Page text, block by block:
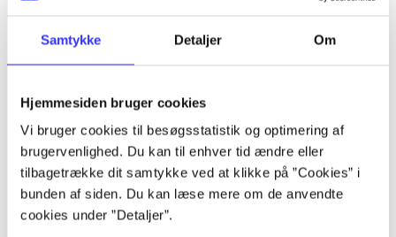
Samtykke Detaljer Om
Hjemmesiden bruger cookies
Vi bruger cookies til besøgsstatistik og optimering af
brugervenlighed. Du kan til enhver tid ændre eller
tilbagetrække dit samtykke ved at klikke på ”Cookies” i
bunden af siden. Du kan læse mere om de anvendte
cookies under ”Detaljer”.